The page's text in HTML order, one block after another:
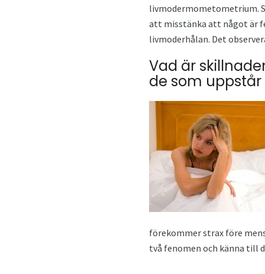
livmodermometometrium.
att misstänka att något är
livmoderhålan. Det
Vad är
de som
förekommer strax före
två fenomen och känna till